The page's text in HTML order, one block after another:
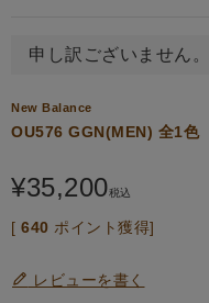
申し訳ございません
New Balance
OU576 GGN(MEN) 全1色
¥35,200税込
[ 640 ポイント獲得]
レビューを書く